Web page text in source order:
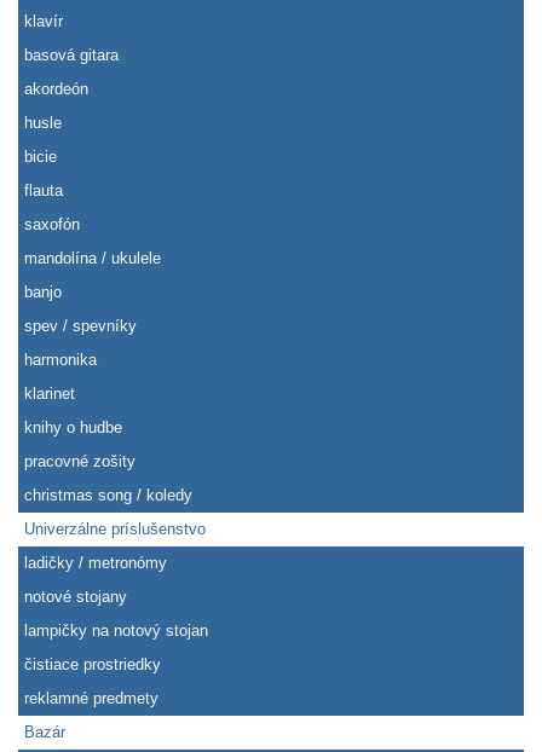
klavír
basová gitara
akordeón
husle
bicie
flauta
saxofón
mandolína / ukulele
banjo
spev / spevníky
harmonika
klarinet
knihy o hudbe
pracovné zošity
christmas song / koledy
Univerzálne príslušenstvo
ladičky / metronómy
notové stojany
lampičky na notový stojan
čistiace prostriedky
reklamné predmety
Bazár